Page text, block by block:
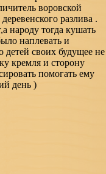
воровской
разлива .
народу тогда кушать
наплевать и
детей своих будущее не
кремля и сторону
помогать ему
день )